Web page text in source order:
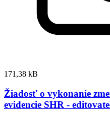
171,38 kB
Žiadosť o vykonanie
evidencie SHR -